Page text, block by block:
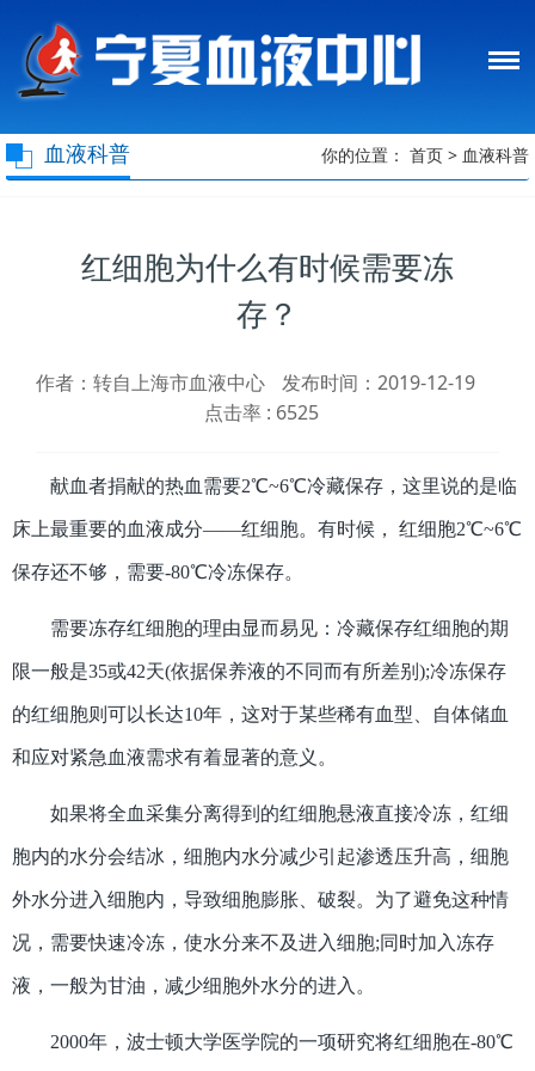
血液科普 你的位置： 首页 > 血液科普
红细胞为什么有时候需要冻
存？
作者：转自上海市血液中心
发布时间：2019-12-19
点击率 : 6525
献血者捐献的热血需要2℃~6℃冷藏保存，这里说的是临
床上最重要的血液成分——红细胞。有时候， 红细胞2℃~6℃
保存还不够，需要-80℃冷冻保存。
需要冻存红细胞的理由显而易见：冷藏保存红细胞的期
限一般是35或42天(依据保养液的不同而有所差别);冷冻保存
的红细胞则可以长达10年，这对于某些稀有血型、自体储血
和应对紧急血液需求有着显著的意义。
如果将全血采集分离得到的红细胞悬液直接冷冻，红细
胞内的水分会结冰，细胞内水分减少引起渗透压升高，细胞
外水分进入细胞内，导致细胞膨胀、破裂。为了避免这种情
况，需要快速冷冻，使水分来不及进入细胞;同时加入冻存
液，一般为甘油，减少细胞外水分的进入。
2000年，波士顿大学医学院的一项研究将红细胞在-80℃